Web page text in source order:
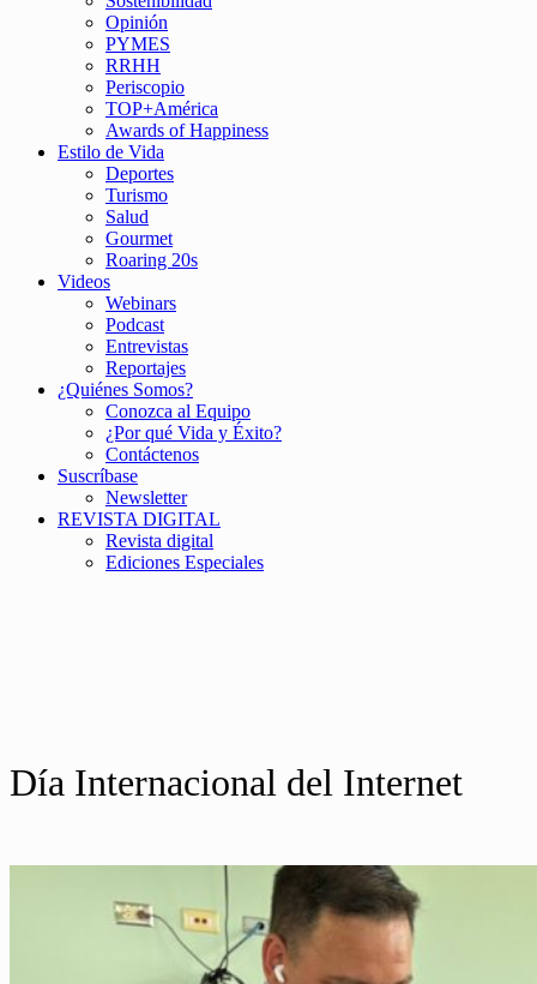
Opinión
PYMES
RRHH
Periscopio
TOP+América
Awards of Happiness
Estilo de Vida
Deportes
Turismo
Salud
Gourmet
Roaring 20s
Videos
Webinars
Podcast
Entrevistas
Reportajes
¿Quiénes Somos?
Conozca al Equipo
¿Por qué Vida y Éxito?
Contáctenos
Suscríbase
Newsletter
REVISTA DIGITAL
Revista digital
Ediciones Especiales
Día Internacional del Internet